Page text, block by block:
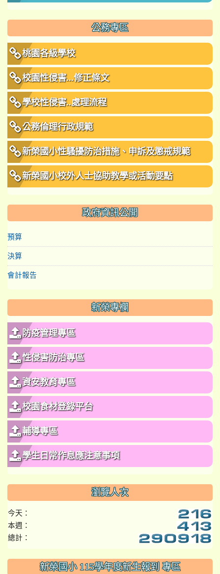
公務專區
桃園各級學校
校園性侵害...修正條文
學校性侵害..處理流程
公務倫理行政規範
新榮國小性騷擾防治措施、申訴及懲戒規範
新榮國小校外人士協助教學或活動要點
政府資訊公開
預算
決算
會計報告
新榮專欄
防疫管理專區
性侵害防治專區
資安教育專區
校園食材登錄平台
輔導專區
學生日常作息應注意事項
瀏覽人次
今天：
本週：
總計：
::: 新榮國小 115學年度新生報到 專區